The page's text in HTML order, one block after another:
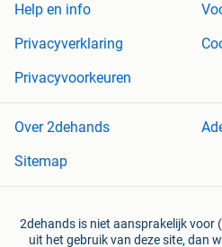
Help en info
Privacyverklaring
Privacyvoorkeuren
Over 2dehands
Sitemap
2dehands is niet aansprakelijk voor
uit het gebruik van deze site, dan